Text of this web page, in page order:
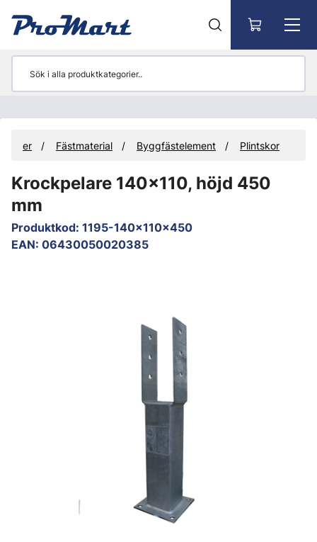
Fästmaterial Byggfästelement Plintskor
Krockpelare 140x110, höjd 450
mm
Produktkod: 1195-140x110x450
EAN: 06430050020385